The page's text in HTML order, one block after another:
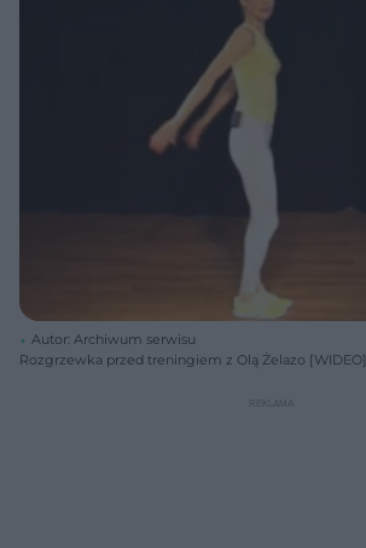
Autor: Archiwum serwisu
Rozgrzewka przed treningiem z Olą Żelazo [WIDEO]